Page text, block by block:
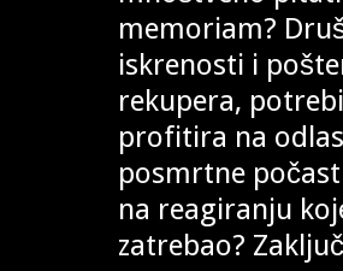
memoriam?
iskrenosti i
rekupera,
profitira na
posmrtne
na reagiranju
zatrebao?